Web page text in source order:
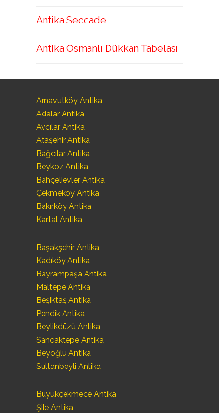
Antika Seccade
Antika Osmanlı Dükkan Tabelası
Arnavutköy Antika
Adalar Antika
Avcılar Antika
Ataşehir Antika
Bağcılar Antika
Beykoz Antika
Bahçelievler Antika
Çekmeköy Antika
Bakırköy Antika
Kartal Antika
Başakşehir Antika
Kadıköy Antika
Bayrampaşa Antika
Maltepe Antika
Beşiktaş Antika
Pendik Antika
Beylikdüzü Antika
Sancaktepe Antika
Beyoğlu Antika
Sultanbeyli Antika
Büyükçekmece Antika
Şile Antika